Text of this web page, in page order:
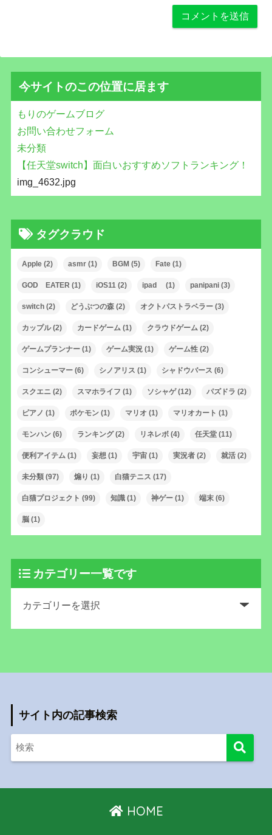
今サイトのこの位置に居ます
もりのゲームブログ
お問い合わせフォーム
未分類
【任天堂switch】面白いおすすめソフトランキング！
img_4632.jpg
タグクラウド
Apple(2) asmr(1) BGM (5) Fate(1)
GOD EATER (1) iOS11(2) ipad (1) panipani(3)
switch(2) どうぶつの森(2) オクトパストラベラー(3)
カップル(2) カードゲーム(1) クラウドゲーム(2)
ゲームプランナー(1) ゲーム実況(1) ゲーム性(2)
コンシューマー(6) シノアリス (1) シャドウバース (6)
スクエニ(2) スマホライフ (1) ソシャゲ(12) パズドラ (2)
ピアノ (1) ポケモン(1) マリオ (1) マリオカート (1)
モンハン(6) ランキング(2) リネレボ(4) 任天堂(11)
便利アイテム(1) 妄想(1) 宇宙(1) 実況者(2) 就活(2)
未分類(97) 煽り (1) 白猫テニス (17)
白猫プロジェクト (99) 知識(1) 神ゲー(1) 端末(6)
脳(1)
カテゴリー一覧です
サイト内の記事検索
HOME